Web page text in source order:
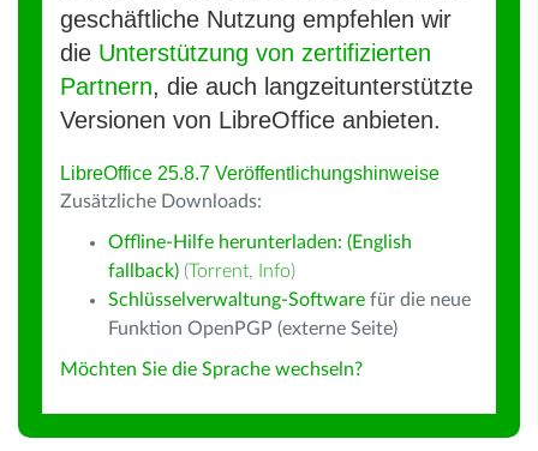
geschäftliche Nutzung empfehlen wir
die Unterstützung von zertifizierten
Partnern, die auch langzeitunterstützte
Versionen von LibreOffice anbieten.
LibreOffice 25.8.7 Veröffentlichungshinweise
Zusätzliche Downloads:
Offline-Hilfe herunterladen: (English
fallback) (Torrent, Info)
Schlüsselverwaltung-Software für die neue
Funktion OpenPGP (externe Seite)
Möchten Sie die Sprache wechseln?